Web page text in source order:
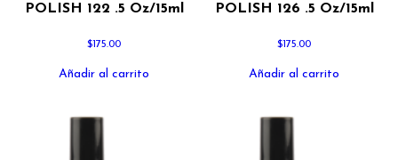
POLISH 122 .5 Oz/15ml
$ 175.00
Añadir al carrito
POLISH 126 .5 Oz/15ml
$ 175.00
Añadir al carrito